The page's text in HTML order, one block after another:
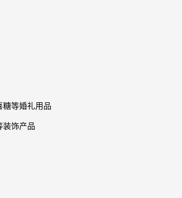
糖等婚礼用品
装饰产品